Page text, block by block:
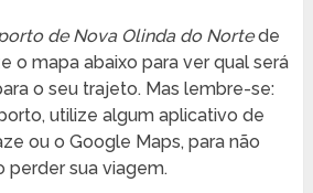
de Nova Olinda do Nortede
o mapa abaixo para ver qual será
o seu trajeto. Mas lembre-se:
utilize algum aplicativo de
ou o Google Maps, para não
perder sua viagem.